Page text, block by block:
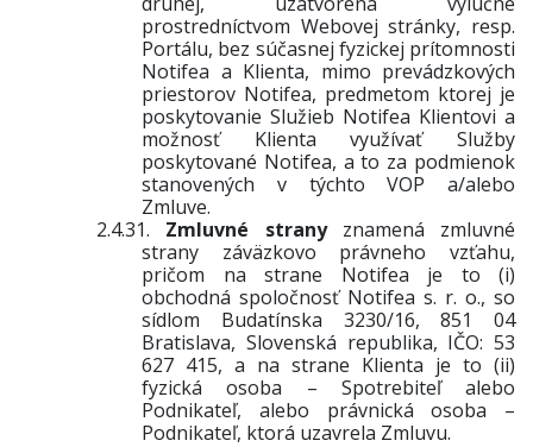
prostredníctvom Webovej stránky, resp.
Portálu, bez súčasnej fyzickej prítomnosti
Notifea a Klienta, mimo prevádzkových
priestorov Notifea, predmetom ktorej je
poskytovanie Služieb Notifea Klientovi a
možnosť Klienta využívať Služby
poskytované Notifea, a to za podmienok
stanovených v týchto VOP a/alebo
Zmluve.
2.4.31. Zmluvné stranyznamená zmluvné
strany záväzkovo právneho vzťahu,
pričom na strane Notifea je to (i)
obchodná spoločnosť Notifea s. r. o., so
sídlom Budatínska 3230/16, 851 04
Bratislava, Slovenská republika, IČO: 53
627 415, a na strane Klienta je to (ii)
fyzická osoba – Spotrebiteľ alebo
Podnikateľ, alebo právnická osoba –
Podnikateľ, ktorá uzavrela Zmluvu.